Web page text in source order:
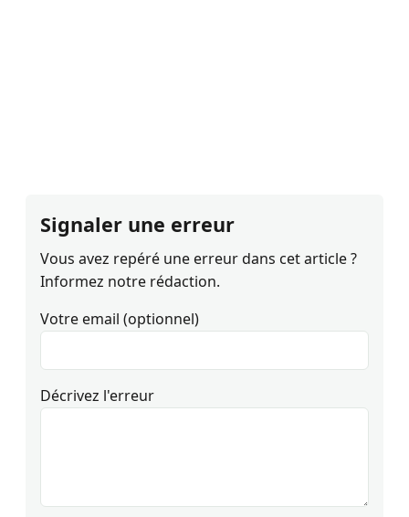
Signaler une erreur
Vous avez repéré une erreur dans cet article ?
Informez notre rédaction.
Votre email (optionnel)
Décrivez l'erreur